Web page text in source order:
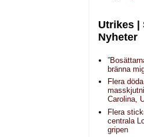
Utrikes |
Nyheter
bränna
Flera
Carolina,
Flera
centrala
gripen